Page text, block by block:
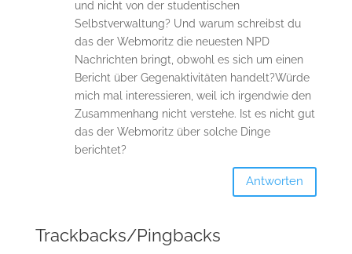
und nicht von der studentischen
Selbstverwaltung? Und warum schreibst du
das der Webmoritz die neuesten NPD
Nachrichten bringt, obwohl es sich um einen
Bericht über Gegenaktivitäten handelt?Würde
mich mal interessieren, weil ich irgendwie den
Zusammenhang nicht verstehe. Ist es nicht gut
das der Webmoritz über solche Dinge
berichtet?
Antworten
Trackbacks/Pingbacks